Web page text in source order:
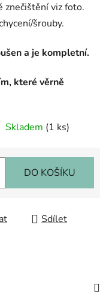
znečištění viz foto.
šrouby.
a je kompletní.
které věrně
Skladem (1 ks)
DO KOŠÍKU
Sdílet